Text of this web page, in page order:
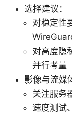
选择建议：
对稳定性
对高度隐
并行考量
影像与流媒
关注服务
速度测试